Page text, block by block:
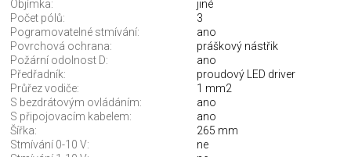
Objímka:
jiné
Počet pólů:
3
Pogramovatelné stmívání:
ano
Povrchová ochrana:
práškový nástřik
Požární odolnost D:
ano
Předřadník:
proudový LED driver
Průřez vodiče:
1 mm2
S bezdrátovým ovládáním:
ano
S připojovacím kabelem:
ano
Šířka:
265 mm
Stmívání 0-10 V:
ne